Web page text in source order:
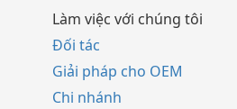
Làm việc với chúng tôi
Đối tác
Giải pháp cho OEM
Chi nhánh